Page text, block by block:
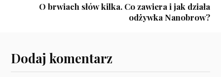
O brwiach słów kilka. Co zawiera i jak działa
odżywka Nanobrow?
Dodaj komentarz